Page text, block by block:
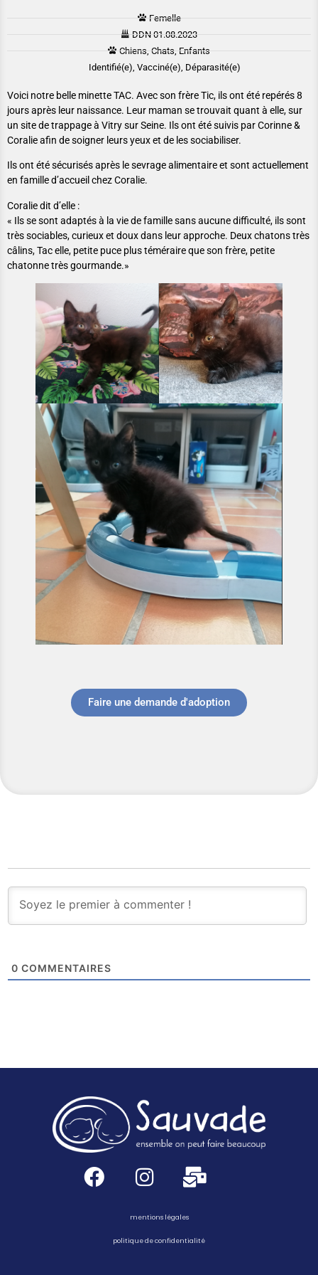
Femelle
DDN 01.08.2023
Chiens, Chats, Enfants
Identifié(e), Vacciné(e), Déparasité(e)
Voici notre belle minette TAC. Avec son frère Tic, ils ont été repérés 8
jours après leur naissance. Leur maman se trouvait quant à elle, sur
un site de trappage à Vitry sur Seine. Ils ont été suivis par Corinne &
Coralie afin de soigner leurs yeux et de les sociabiliser.
Ils ont été sécurisés après le sevrage alimentaire et sont actuellement
en famille d’accueil chez Coralie.
Coralie dit d’elle :
« Ils se sont adaptés à la vie de famille sans aucune difficulté, ils sont
très sociables, curieux et doux dans leur approche. Deux chatons très
câlins, Tac elle, petite puce plus téméraire que son frère, petite
chatonne très gourmande.»
Faire une demande d'adoption
0 COMMENTAIRES
mentions légales
politique de confidentialité